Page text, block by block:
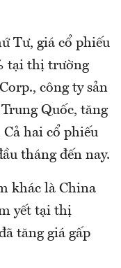
Tư, giá cổ phiếu
tại thị trường
công ty sản
Quốc, tăng
hai cổ phiếu
tháng đến nay.
khác là China
yết tại thị
tăng giá gấp